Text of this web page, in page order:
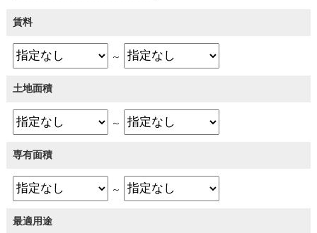
賃料
～
土地面積
～
専有面積
～
最適用途